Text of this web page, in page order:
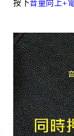
按下音量向上+